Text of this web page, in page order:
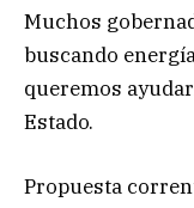
Muchos
buscando
queremos
Estado.
Propuesta